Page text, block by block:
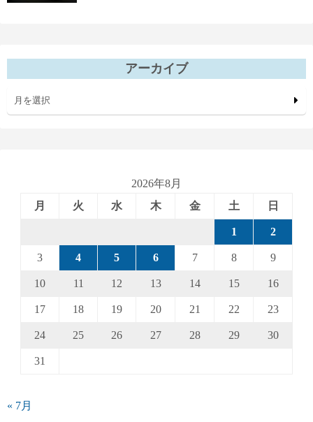
アーカイブ
月を選択
2026年8月
月
火 水 木 金 土 日
1 2
3 4 5 6 7 8 9
10 11 12 13 14 15 16
17 18 19 20 21 22 23
24 25 26 27 28 29 30
31
« 7月